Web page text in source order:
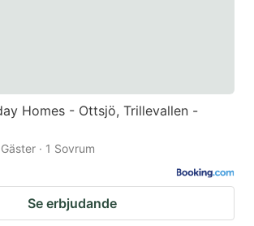
Homes - Ottsjö, Trillevallen -
· 1 Sovrum
Se erbjudande